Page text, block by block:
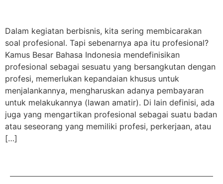
Dalam kegiatan berbisnis, kita sering membicarakan
soal profesional. Tapi sebenarnya apa itu profesional?
Kamus Besar Bahasa Indonesia mendefinisikan
profesional sebagai sesuatu yang bersangkutan dengan
profesi, memerlukan kepandaian khusus untuk
menjalankannya, mengharuskan adanya pembayaran
untuk melakukannya (lawan amatir). Di lain definisi, ada
juga yang mengartikan profesional sebagai suatu badan
atau seseorang yang memiliki profesi, perkerjaan, atau
[…]